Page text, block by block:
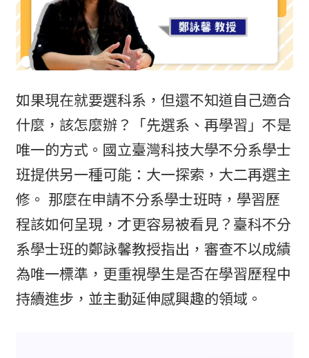
如果現在就要選科系，但還不知道自己適合
什麼，該怎麼辦？「先選系、再學習」不是
唯一的方式。國立臺灣科技大學不分系學士
班提供另一種可能：大一探索，大二再選主
修。 那麼在申請不分系學士班時，學習歷
程該如何呈現，才更容易被看見？臺科不分
系學士班的鄭詠馨教授指出，審查不以成績
為唯一標準，更重視學生是否在學習歷程中
持續進步，並主動延伸感興趣的領域。